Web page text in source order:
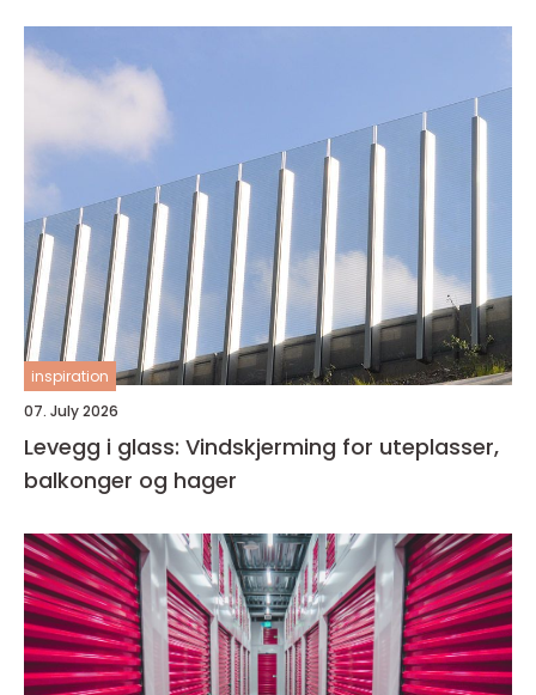
inspiration
07. July 2026
Levegg i glass: Vindskjerming for uteplasser,
balkonger og hager